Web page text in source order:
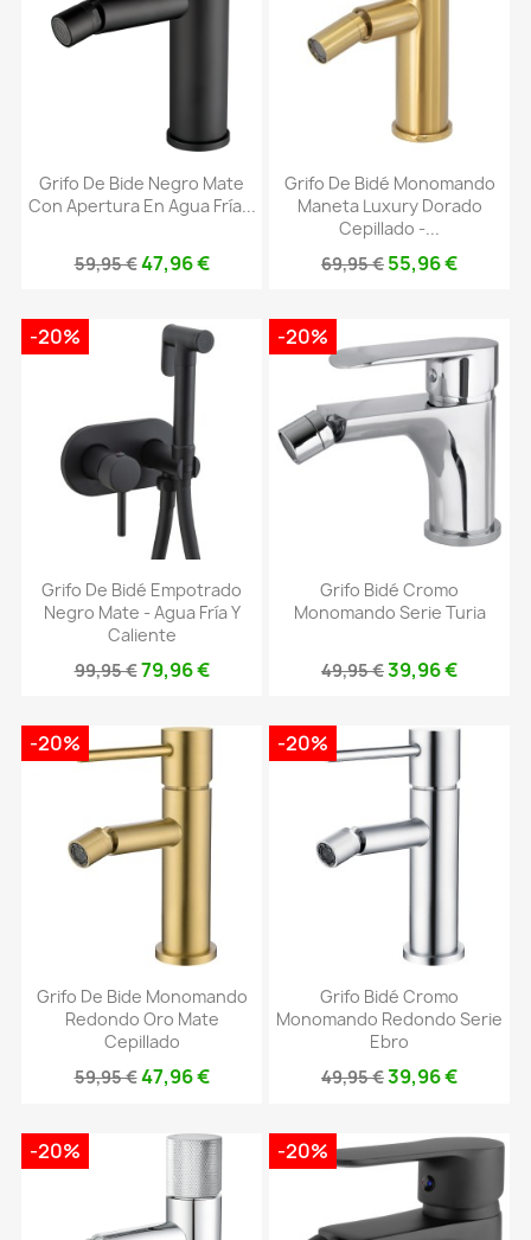
Grifo De Bide Negro Mate
Con Apertura En Agua Fría...
59,95 €47,96 €
Grifo De Bidé Monomando
Maneta Luxury Dorado
Cepillado -...
69,95 € 55,96 €
Grifo De Bidé Empotrado
Negro Mate - Agua Fría Y
Caliente
99,95 €79,96 €
-20%
Grifo Bidé Cromo
Monomando Serie Turia
49,95 €39,96 €
-20%
Grifo De Bide Monomando
Redondo Oro Mate
Cepillado
59,95 €47,96 €
-20%
Grifo Bidé Cromo
Monomando Redondo Serie
Ebro
49,95 €39,96 €
-20%
-20% -20%